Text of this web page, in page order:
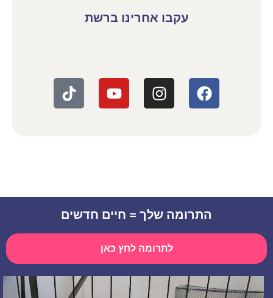
עקבו אחרינו ברשת
התרומה שלך = חיים חדשים
לתרומה לחץ כאן